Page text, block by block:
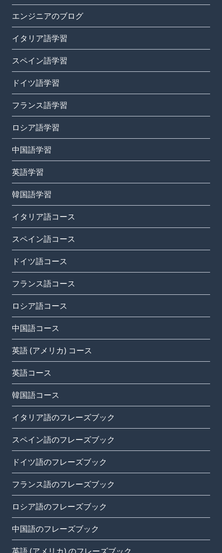
エンジニアのブログ
イタリア語学習
スペイン語学習
ドイツ語学習
フランス語学習
ロシア語学習
中国語学習
英語学習
韓国語学習
イタリア語コース
スペイン語コース
ドイツ語コース
フランス語コース
ロシア語コース
中国語コース
英語 (アメリカ) コース
英語コース
韓国語コース
イタリア語のフレーズブック
スペイン語のフレーズブック
ドイツ語のフレーズブック
フランス語のフレーズブック
ロシア語のフレーズブック
中国語のフレーズブック